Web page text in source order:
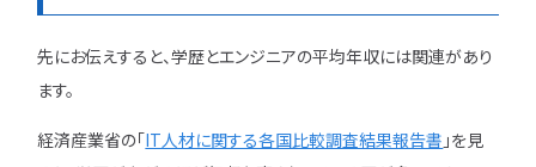
先にお伝えすると、学歴とエンジニアの平均年収には関連があり
ます。
経済産業省の「IT人材に関する各国比較調査結果報告書 」を見